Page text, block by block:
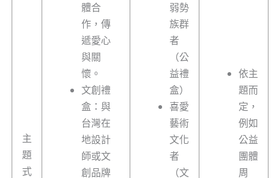
主
題
式
體合
作，傳
遞愛心
與關
懷。
文創禮
盒：與
台灣在
地設計
師或文
創品牌
弱勢
族群
者
（公
益禮
盒）
喜愛
藝術
文化
者
（文
依主
題而
定，
例如
公益
團體
周